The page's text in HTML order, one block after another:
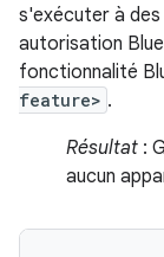
s'exécuter à des
autorisation
fonctionnalité
feature> .
Résultat :
aucun